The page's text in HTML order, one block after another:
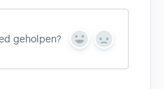
geholpen?
Y
s
N